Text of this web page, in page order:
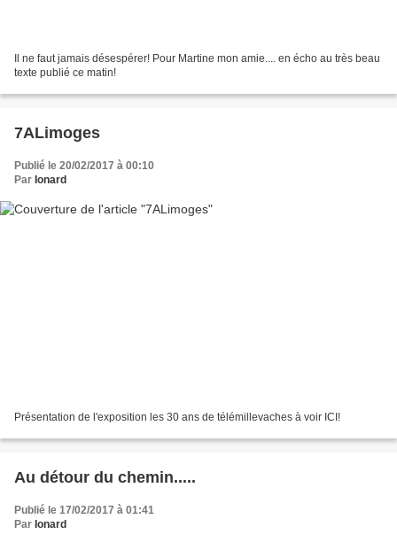
Il ne faut jamais désespérer! Pour Martine mon amie.... en écho au très beau
texte publié ce matin!
7ALimoges
Publié le 20/02/2017 à 00:10
Par Ionard
Présentation de l'exposition les 30 ans de télémillevaches à voir ICI!
Au détour du chemin.....
Publié le 17/02/2017 à 01:41
Par Ionard